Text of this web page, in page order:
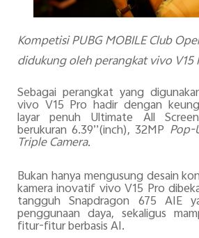
Kompetisi PUBG MOBILE Club
didukung oleh perangkatvivo V15
Sebagai perangkat yang
vivo V15 Pro hadir dengan
layar penuh Ultimate All
berukuran 6.39’’(inch), 32MP Pop-
Triple Camera.
Bukan hanya mengusung desain
kamera inovatif vivo V15 Pro
tangguh Snapdragon 675 AIE
penggunaan daya, sekaligus
fitur-fitur berbasis AI.